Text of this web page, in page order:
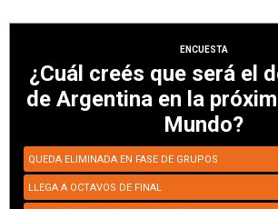
ENCUESTA
¿Cuál creés que será el
de Argentina en la
Mundo?
QUEDA ELIMINADA EN FASE DE GRUPOS
LLEGA A OCTAVOS DE FINAL